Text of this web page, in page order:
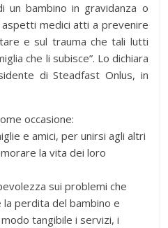
un bambino in gravidanza o
medici atti a prevenire
e sul trauma che tali lutti
che li subisce”. Lo dichiara
di Steadfast Onlus, in
occasione:
e amici, per unirsi agli altri
la vita dei loro
sui problemi che
la perdita del bambino e
tangibile i servizi, i